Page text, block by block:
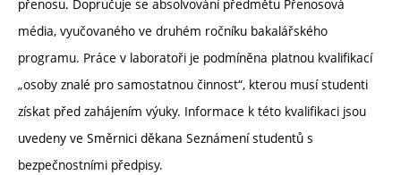
přenosu. Dopručuje se absolvování předmětu Přenosová
média, vyučovaného ve druhém ročníku bakalářského
programu. Práce v laboratoři je podmíněna platnou kvalifikací
„osoby znalé pro samostatnou činnost“, kterou musí studenti
získat před zahájením výuky. Informace k této kvalifikaci jsou
uvedeny ve Směrnici děkana Seznámení studentů s
bezpečnostními předpisy.